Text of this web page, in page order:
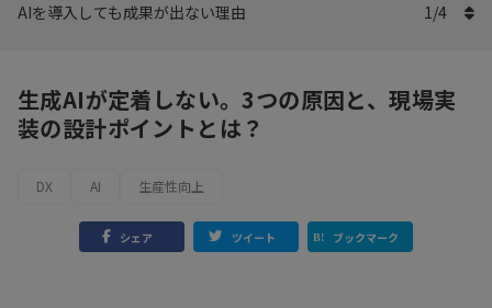
AIを導入しても成果が出ない理由 1/4
生成AIが定着しない。3つの原因と、現場実
装の設計ポイントとは？
DX AI 生産性向上
シェア ツイート ブックマーク